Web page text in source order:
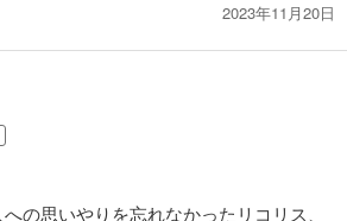
2023年11月20日
の思いやりを忘れなかったリコリス、